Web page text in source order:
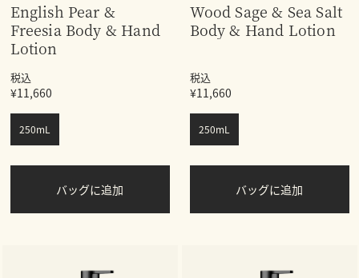
English Pear &
Freesia Body & Hand
Lotion
税込
¥11,660
250mL
バッグに追加
Wood Sage & Sea Salt
Body & Hand Lotion
税込
¥11,660
250mL
バッグに追加